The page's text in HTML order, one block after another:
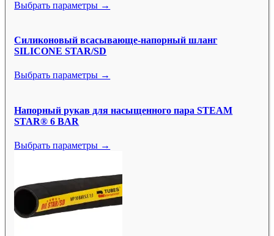
Выбрать параметры →
Силиконовый всасывающе-напорный шланг
SILICONE STAR/SD
Выбрать параметры →
Напорный рукав для насыщенного пара STEAM
STAR® 6 BAR
Выбрать параметры →